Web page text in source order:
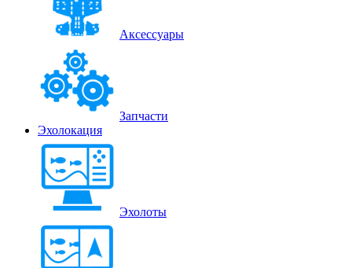
Аксессуары
Запчасти
Эхолокация
Эхолоты